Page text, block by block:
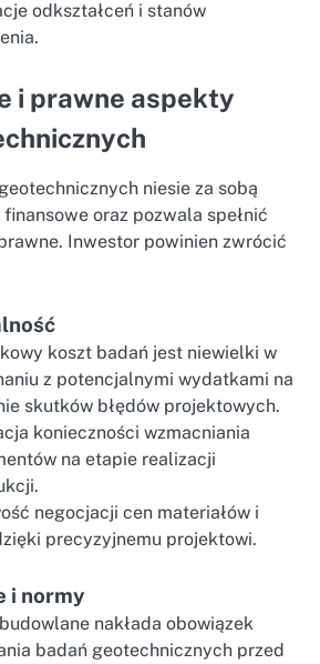
odkształceń i stanów
i prawne aspekty
niesie za sobą
oraz pozwala spełnić
Inwestor powinien zwrócić
koszt badań jest niewielki w
z potencjalnymi wydatkami na
skutków błędów projektowych.
konieczności wzmacniania
na etapie realizacji
negocjacji cen materiałów i
precyzyjnemu projektowi.
i normy
nakłada obowiązek
badań geotechnicznych przed